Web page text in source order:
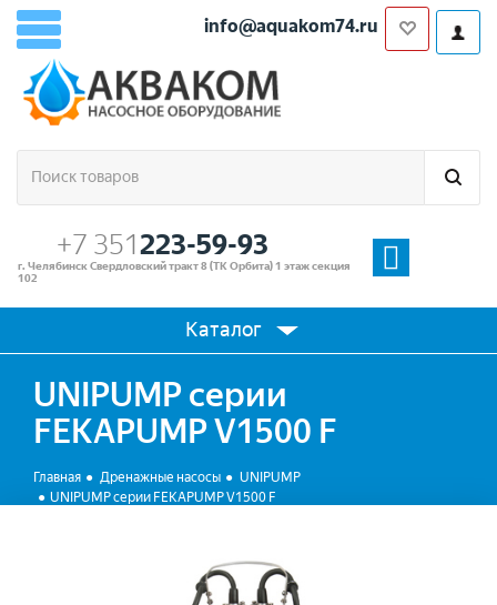
info@aquakom74.ru
+7 351223-59-93
г. Челябинск Свердловский тракт 8 (ТК Орбита) 1 этаж секция
102
Каталог
UNIPUMP серии
FEKAPUMP V1500 F
Главная Дренажные насосы
UNIPUMP
UNIPUMP серии FEKAPUMP V1500 F